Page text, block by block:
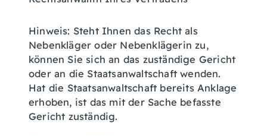
Hinweis: Steht Ihnen das Recht als
Nebenkläger oder Nebenklägerin zu,
können Sie sich an das zuständige Gericht
oder an die Staatsanwaltschaft wenden.
Hat die Staatsanwaltschaft bereits Anklage
erhoben, ist das mit der Sache befasste
Gericht zuständig.